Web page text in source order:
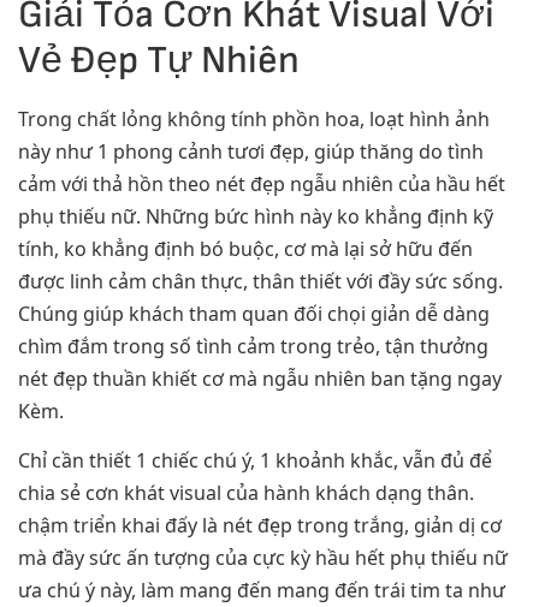
Giải Tỏa Cơn Khát Visual Với
Vẻ Đẹp Tự Nhiên
Trong chất lỏng không tính phồn hoa, loạt hình ảnh
này như 1 phong cảnh tươi đẹp, giúp thăng do tình
cảm với thả hồn theo nét đẹp ngẫu nhiên của hầu hết
phụ thiếu nữ. Những bức hình này ko khẳng định kỹ
tính, ko khẳng định bó buộc, cơ mà lại sở hữu đến
được linh cảm chân thực, thân thiết với đầy sức sống.
Chúng giúp khách tham quan đối chọi giản dễ dàng
chìm đắm trong số tình cảm trong trẻo, tận thưởng
nét đẹp thuần khiết cơ mà ngẫu nhiên ban tặng ngay
Kèm.
Chỉ cần thiết 1 chiếc chú ý, 1 khoảnh khắc, vẫn đủ để
chia sẻ cơn khát visual của hành khách dạng thân.
chậm triển khai đấy là nét đẹp trong trắng, giản dị cơ
mà đầy sức ấn tượng của cực kỳ hầu hết phụ thiếu nữ
ưa chú ý này, làm mang đến mang đến trái tim ta như